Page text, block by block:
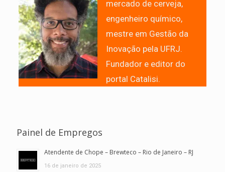
mercado de cerveja,
engenheiro químico,
mestre em Gestão da
Inovação pela UFRJ.
Fundador e editor do
portal Catalisi.
Painel de Empregos
Atendente de Chope – Brewteco – Rio de Janeiro – RJ
16 de janeiro de 2025